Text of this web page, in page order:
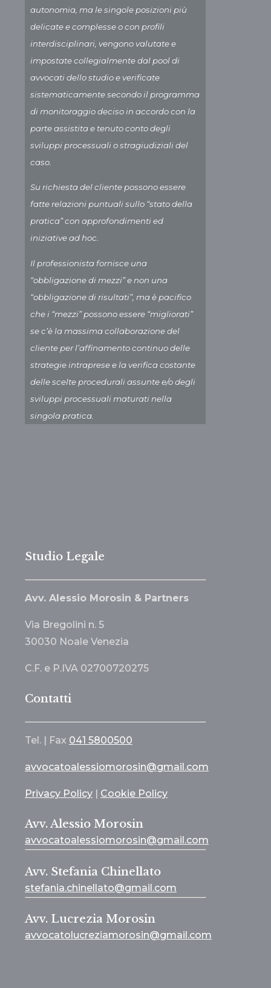
autonomia, ma le singole posizioni più
delicate e complesse o con profili
interdisciplinari, vengono valutate e
impostate collegialmente dal pool di
avvocati dello studio e verificate
sistematicamente secondo il programma
di monitoraggio deciso in accordo con la
parte assistita e tenuto conto degli
sviluppi processuali o stragiudiziali del
caso.
Su richiesta del cliente possono essere
fatte relazioni puntuali sullo “stato della
pratica” con approfondimenti ed
iniziative ad hoc.
Il professionista fornisce una
“obbligazione di mezzi” e non una
“obbligazione di risultati”, ma è pacifico
che i “mezzi” possono essere “migliorati”
se c’è la massima collaborazione del
cliente per l’affinamento continuo delle
strategie intraprese e la verifica costante
delle scelte procedurali assunte e/o degli
sviluppi processuali maturati nella
singola pratica.
Studio Legale
Avv. Alessio Morosin & Partners
Via Bregolini n. 5
30030 Noale Venezia
C.F. e P.IVA 02700720275
Contatti
Tel. | Fax 041 5800500
avvocatoalessiomorosin@gmail.com
Privacy Policy | Cookie Policy
Avv. Alessio Morosin
avvocatoalessiomorosin@gmail.com
Avv. Stefania Chinellato
stefania.chinellato@gmail.com
Avv. Lucrezia Morosin
avvocatolucreziamorosin@gmail.com